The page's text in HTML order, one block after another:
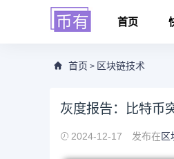
首页
首页 > 区块链技术
灰度报告：比特币
2024-12-17 发布在区